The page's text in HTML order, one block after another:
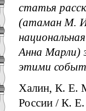
статья
(атаман М. И.
Анна Марли)
этими
Халин, К. Е.
России / К.